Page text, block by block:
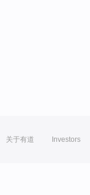
关于有道 Investors